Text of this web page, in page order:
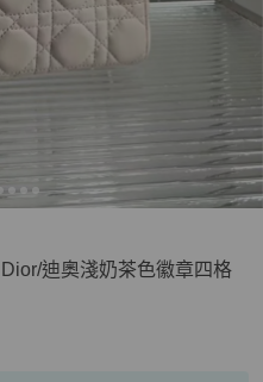
迪奧淺奶茶色徽章四格